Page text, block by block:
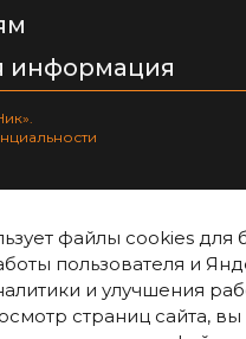
информация
файлы cookies для
пользователя и
и улучшения
страниц сайта, вы